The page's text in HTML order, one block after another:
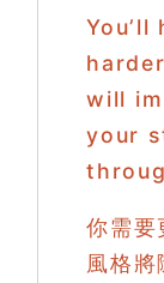
will
your
你需要
風格將